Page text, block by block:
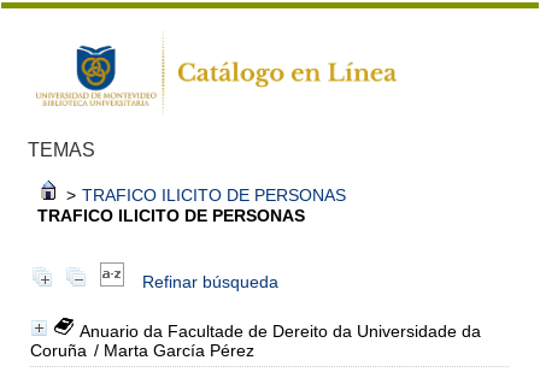
TEMAS
> TRAFICO ILICITO DE PERSONAS
TRAFICO ILICITO DE PERSONAS
Refinar búsqueda
Anuario da Facultade de Dereito da Universidade da
Coruña / Marta García Pérez